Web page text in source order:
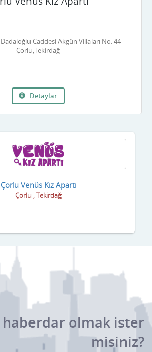
Caddesi Akgün Villaları No: 44
Çorlu,Tekirdağ
Detaylar
Çorlu Venüs Kız Apartı
Çorlu , Tekirdağ
haberdar olmak ister
misiniz?